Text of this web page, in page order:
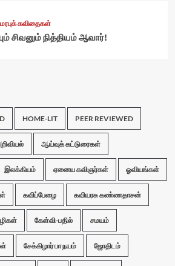
மரபுக் கவிதைகள்
சிவனும் நித்தியம் ஆவார்!
HOME-LIT PEER REVIEWED
ஆய்வுக் கட்டுரைகள்
இலக்கியம் ஏனைய கவிஞர்கள் ஓவியங்கள்
கவிப்பேழை கவியரசு கண்ணதாசன்
கேள்வி-பதில் சமயம்
சேக்கிழார் பா நயம் ஜோதிடம்